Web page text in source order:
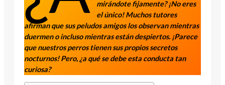
mirándote fijamente? ¡No eres
el único! Muchos tutores
afirman que sus peludos amigos los observan mientras
duermen o incluso mientras están despiertos. ¡Parece
que nuestros perros tienen sus propios secretos
nocturnos! Pero, ¿a qué se debe esta conducta tan
curiosa?